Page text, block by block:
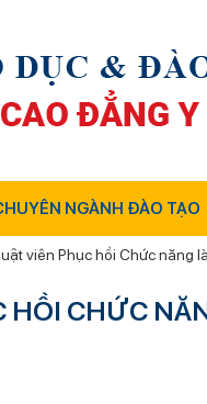
NGÀNH ĐÀO TẠO
viên Phục hồi Chức năng
CHỨC